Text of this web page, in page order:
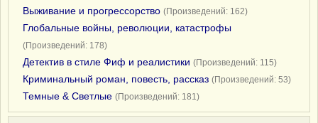
Выживание и прогрессорство (Произведений: 162)
Глобальные войны, революции, катастрофы
(Произведений: 178)
Детектив в стиле Фиф и реалистики (Произведений: 115)
Криминальный роман, повесть, рассказ (Произведений: 53)
Темные & Светлые (Произведений: 181)